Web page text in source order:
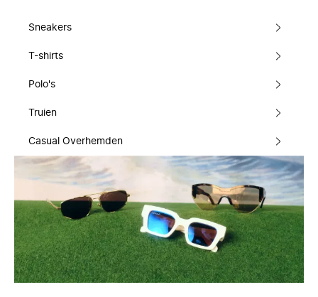
Sneakers
T-shirts
Polo's
Truien
Casual Overhemden